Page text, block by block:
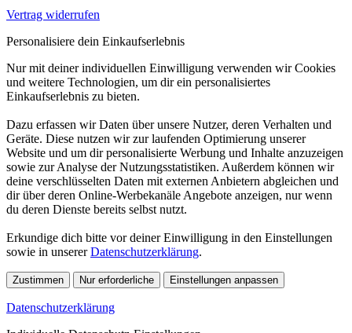
Vertrag widerrufen
Personalisiere dein Einkaufserlebnis
Nur mit deiner individuellen Einwilligung verwenden wir Cookies
und weitere Technologien, um dir ein personalisiertes
Einkaufserlebnis zu bieten.
Dazu erfassen wir Daten über unsere Nutzer, deren Verhalten und
Geräte. Diese nutzen wir zur laufenden Optimierung unserer
Website und um dir personalisierte Werbung und Inhalte anzuzeigen
sowie zur Analyse der Nutzungsstatistiken. Außerdem können wir
deine verschlüsselten Daten mit externen Anbietern abgleichen und
dir über deren Online-Werbekanäle Angebote anzeigen, nur wenn
du deren Dienste bereits selbst nutzt.
Erkundige dich bitte vor deiner Einwilligung in den Einstellungen
sowie in unsererDatenschutzerklärung.
Zustimmen Nur erforderliche Einstellungen anpassen
Datenschutzerklärung